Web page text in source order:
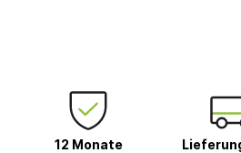
12 Monate